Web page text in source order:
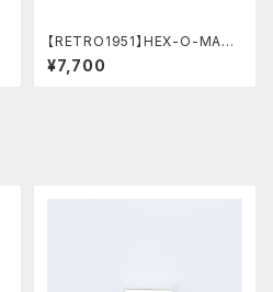
【RETRO1951】HEX-O-MATI
Cヘクソマティックシャープペン
シル (シルバー)
¥7,700